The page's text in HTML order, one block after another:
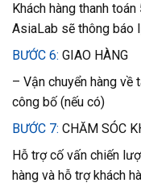
Khách hàng thanh
AsiaLab sẽ thông báo
BƯỚC 6: GIAO HÀNG
– Vận chuyển hàng về
công bố (nếu có)
BƯỚC 7: CHĂM SÓC
Hỗ trợ cố vấn chiến
hàng và hỗ trợ khách